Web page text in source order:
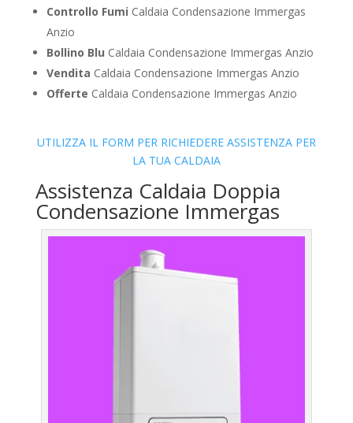
Controllo Fumi Caldaia Condensazione Immergas
Anzio
Bollino Blu Caldaia Condensazione Immergas Anzio
Vendita Caldaia Condensazione Immergas Anzio
Offerte Caldaia Condensazione Immergas Anzio
UTILIZZA IL FORM PER RICHIEDERE ASSISTENZA PER
LA TUA CALDAIA
Assistenza Caldaia Doppia
Condensazione Immergas